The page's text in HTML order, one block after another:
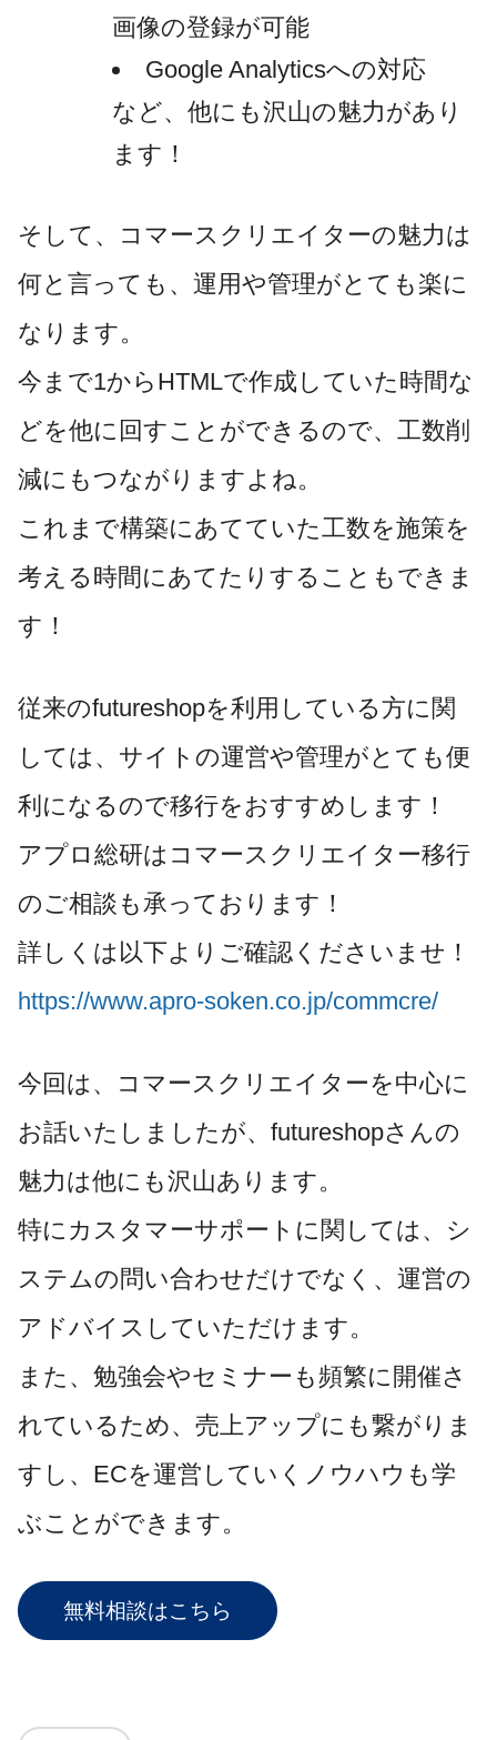
画像の登録が可能
Google Analyticsへの対応
など、他にも沢山の魅力があり
ます！
そして、コマースクリエイターの魅力は
何と言っても、運用や管理がとても楽に
なります。
今まで1からHTMLで作成していた時間な
どを他に回すことができるので、工数削
減にもつながりますよね。
これまで構築にあてていた工数を施策を
考える時間にあてたりすることもできま
す！
従来のfutureshopを利用している方に関
しては、サイトの運営や管理がとても便
利になるので移行をおすすめします！
アプロ総研はコマースクリエイター移行
のご相談も承っております！
詳しくは以下よりご確認くださいませ！
https://www.apro-soken.co.jp/commcre/
今回は、コマースクリエイターを中心に
お話いたしましたが、futureshopさんの
魅力は他にも沢山あります。
特にカスタマーサポートに関しては、シ
ステムの問い合わせだけでなく、運営の
アドバイスしていただけます。
また、勉強会やセミナーも頻繁に開催さ
れているため、売上アップにも繋がりま
すし、ECを運営していくノウハウも学
ぶことができます。
無料相談はこちら